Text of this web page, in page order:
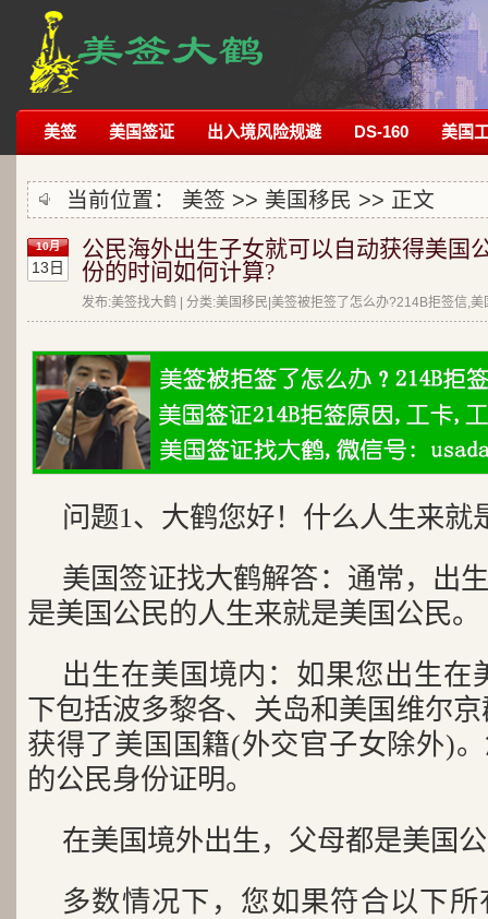
美签 美国签证 出入境风险规避 DS-160 美国
当前位置： 美签 >> 美国移民 >> 正文
10月
13日
公民海外出生子女就可以自动获得美国
份的时间如何计算?
发布:美签找大鹤 | 分类:美国移民|美签被拒签了怎么办?214B拒签信,
问题1、大鹤您好！什么人生来就
美国签证找大鹤解答：通常，出
是美国公民的人生来就是美国公民。
出生在美国境内：如果您出生在
下包括波多黎各、关岛和美国维尔
获得了美国国籍(外交官子女除外)
的公民身份证明。
在美国境外出生，父母都是美国
多数情况下，您如果符合以下